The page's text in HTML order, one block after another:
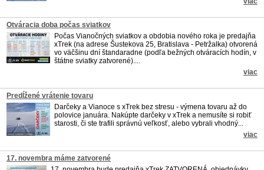
Otváracia doba počas sviatkov
Počas Vianočných sviatkov a obdobia nového roka je predajňa
xTrek (na adrese Šustekova 25, Bratislava - Petržalka) otvorená
vo väčšinu dní štandaradne (podľa bežných otváracích hodín, v
štátne sviatky zatvorené)....
viac
Predĺžené vrátenie tovaru
Darčeky a Vianoce s xTrek bez stresu - výmena tovaru až do
polovice januára. Nakúpte darčeky v xTrek a nemusíte si robiť
starosti, či ste trafili správnú veľkosť, alebo vybrali vhodný...
viac
17. novembra máme zatvorené